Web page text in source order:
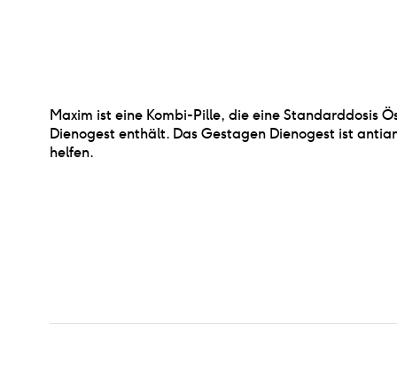
Maxim ist eine Kombi-Pille, die eine Standarddosis
Dienogest enthält. Das Gestagen Dienogest ist
helfen.